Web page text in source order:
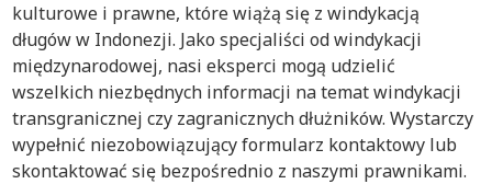
kulturowe i prawne, które wiążą się z windykacją
długów w Indonezji. Jako specjaliści od windykacji
międzynarodowej, nasi eksperci mogą udzielić
wszelkich niezbędnych informacji na temat windykacji
transgranicznej czy zagranicznych dłużników. Wystarczy
wypełnić niezobowiązujący formularz kontaktowy lub
skontaktować się bezpośrednio z naszymi prawnikami.